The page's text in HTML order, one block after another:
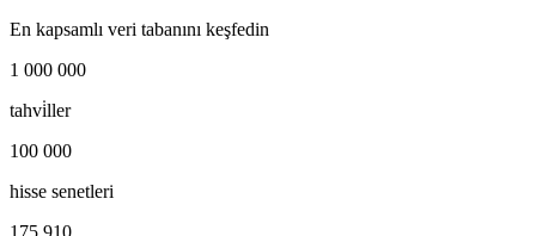
En kapsamlı veri tabanını keşfedin
1 000 000
tahvi̇ller
100 000
hisse senetleri
175 910